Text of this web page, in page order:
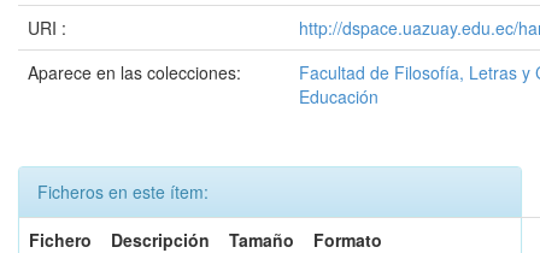
URI :
http://dspace.uazuay.edu.ec/
Aparece en las colecciones:
Facultad de Filosofía, Letras y
Educación
Ficheros en este ítem:
Fichero
Descripción Tamaño
Formato